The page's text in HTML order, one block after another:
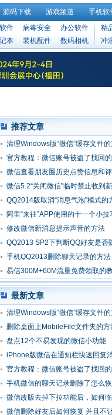
源码下载 游戏频道 手机软
件 病毒安全
办公软件
本 装机配件 数码相机
精
冲
推荐文章
清理Windows版“微信”缓存文件
官方教程：微信账号被盗了找回
微信查看朋友圈历史点赞信息和
微信5.2“关闭微信”临时禁止收到
QQ2014版取消“消息气泡”模式的
阿里“来往”APP使用的十一个小技
修改微信新消息提示声音的方法
QQ2013 SP2下判断QQ好友是否
手机QQ2013删除聊天记录的方法
易信300M+60M流量免费领取的
最新文章
清理Windows版“微信”缓存文件
删除桌面上MobileFile文件夹的方
盘点12个不易发现的微信小功能
iPhone版微信在通知栏快速回复
官方教程：微信账号被盗了找回
手机微信的聊天记录删除了怎么
微信改版去掉下拉功能后，如何
微信删除好友后如何恢复 并且不